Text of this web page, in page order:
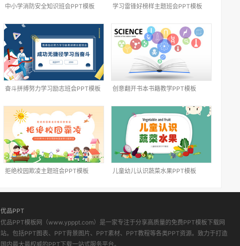
中小学消防安全知识班会PPT模板 学习雷锋好榜样主题班会PPT模板
奋斗拼搏努力学习励志班会PPT模板 创意翻开书本书籍教学PPT模板
拒绝校园欺凌主题班会PPT模板 儿童幼儿认识蔬菜水果PPT模板
优品PPT
优品PPT模板网（www.ypppt.com）是一家专注于分享高质量的免费PPT模板下载网
站。包括PPT图表、PPT背景图片、PPT素材、PPT教程等各类PPT资源。致力于打造
国内最大最权威的PPT下载一站式服务平台。